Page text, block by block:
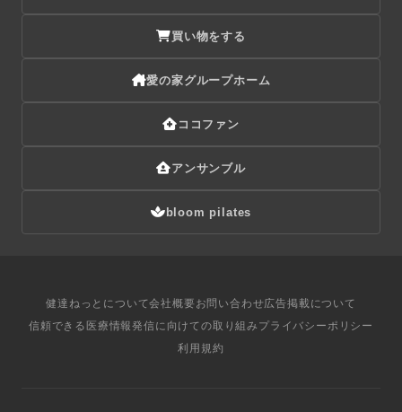
買い物をする
愛の家グループホーム
ココファン
アンサンブル
bloom pilates
健達ねっとについて会社概要 お問い合わせ広告掲載について
信頼できる医療情報発信に向けての取り組み プライバシーポリシー
利用規約